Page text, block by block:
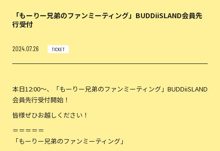
「もーりー兄弟のファンミーティング」BUDDiiSLAND会員先
行受付
2024.07.26 TICKET
本日12:00〜、「もーりー兄弟のファンミーティング」BUDDiiSLAND
会員先行受付開始！
皆様ぜひお越しください！
＝＝＝＝＝
「もーりー兄弟のファンミーティング」